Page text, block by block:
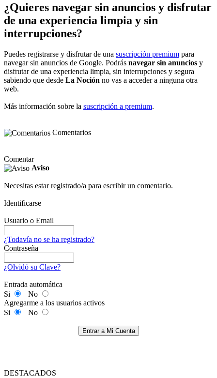
¿Quieres navegar sin anuncios y disfrutar
de una experiencia limpia y sin
interrupciones?
Puedes registrarse y disfrutar de una suscripción premium para
navegar sin anuncios de Google. Podrás navegar sin anuncios y
disfrutar de una experiencia limpia, sin interrupciones y segura
sabiendo que desde La Noción no vas a acceder a ninguna otra
web.
Más información sobre la suscripción a premium.
Comentarios
Comentar
Aviso
Necesitas estar registrado/a para escribir un comentario.
Identificarse
Usuario o Email
¿Todavía no se ha registrado?
Contraseña
¿Olvidó su Clave?
Entrada automática
Si
No
Agregarme a los usuarios activos
Si
No
Entrar a Mi Cuenta
DESTACADOS